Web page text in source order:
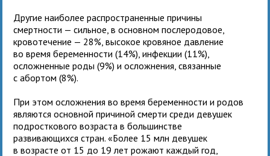
Другие наиболее распространенные причины
смертности — сильное, в основном послеродовое,
кровотечение — 28%, высокое кровяное давление
во время беременности (14%), инфекции (11%),
осложненные роды (9%) и осложнения, связанные
с абортом (8%).
При этом осложнения во время беременности и родов
являются основной причиной смерти среди девушек
подросткового возраста в большинстве
развивающихся стран. «Более 15 млн девушек
в возрасте от 15 до 19 лет рожают каждый год,